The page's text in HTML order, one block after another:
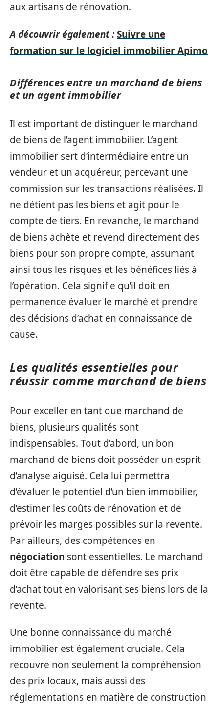
aux artisans de rénovation.
A découvrir également :Suivre une
formation sur le logiciel immobilier Apimo
Différences entre un marchand de biens
et un agent immobilier
Il est important de distinguer le marchand
de biens de l’agent immobilier. L’agent
immobilier sert d’intermédiaire entre un
vendeur et un acquéreur, percevant une
commission sur les transactions réalisées. Il
ne détient pas les biens et agit pour le
compte de tiers. En revanche, le marchand
de biens achète et revend directement des
biens pour son propre compte, assumant
ainsi tous les risques et les bénéfices liés à
l’opération. Cela signifie qu’il doit en
permanence évaluer le marché et prendre
des décisions d’achat en connaissance de
cause.
Les qualités essentielles pour
réussir comme marchand de biens
Pour exceller en tant que marchand de
biens, plusieurs qualités sont
indispensables. Tout d’abord, un bon
marchand de biens doit posséder un esprit
d’analyse aiguisé. Cela lui permettra
d’évaluer le potentiel d’un bien immobilier,
d’estimer les coûts de rénovation et de
prévoir les marges possibles sur la revente.
Par ailleurs, des compétences en
négociation sont essentielles. Le marchand
doit être capable de défendre ses prix
d’achat tout en valorisant ses biens lors de la
revente.
Une bonne connaissance du marché
immobilier est également cruciale. Cela
recouvre non seulement la compréhension
des prix locaux, mais aussi des
réglementations en matière de construction